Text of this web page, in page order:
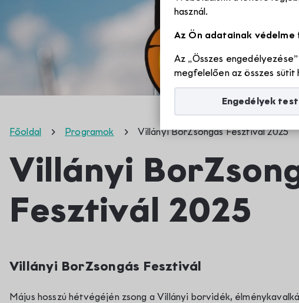
használ.
Az Ön adatainak védelme
Az „Összes
megfelelően az összes sütit
Engedélyek
Főoldal Programok Villányi BorZsongás Fesztivál 2025
Villányi
Fesztivál 2025
Villányi BorZsongás Fesztivál
Május hosszú hétvégéjén zsong a Villányi borvidék,